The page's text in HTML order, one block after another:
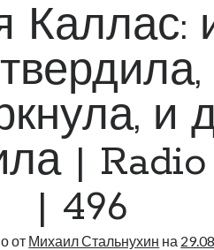
Radio
|
497
Каллас:
и
|
| 496
от Михаил Стальнухин на